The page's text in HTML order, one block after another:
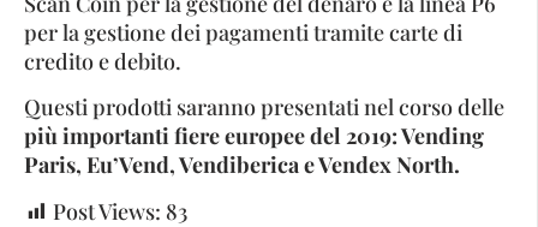
per la gestione dei pagamenti tramite carte di
credito e debito.
Questi prodotti saranno presentati nel corso delle
più importanti fiere europee del 2019: Vending
Paris, Eu’Vend, Vendiberica e Vendex North.
Post Views: 83